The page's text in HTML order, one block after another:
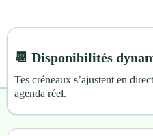
📆 Disponibilités
Tes créneaux s’ajustent en
agenda réel.